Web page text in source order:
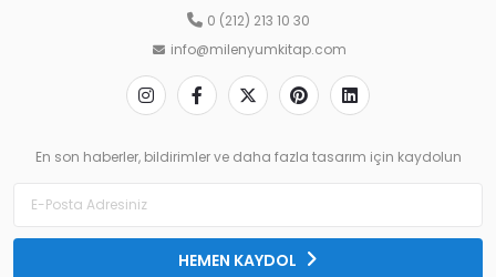
0 (212) 213 10 30
info@milenyumkitap.com
En son haberler, bildirimler ve daha fazla tasarım için kaydolun
HEMEN KAYDOL